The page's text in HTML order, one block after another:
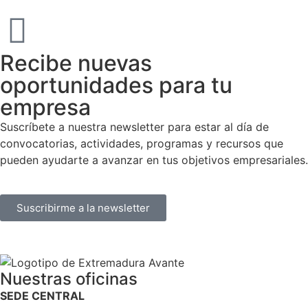
Recibe nuevas
oportunidades para tu
empresa
Suscríbete a nuestra newsletter para estar al día de
convocatorias, actividades, programas y recursos que
pueden ayudarte a avanzar en tus objetivos empresariales.
Suscribirme a la newsletter
Nuestras oficinas
SEDE CENTRAL